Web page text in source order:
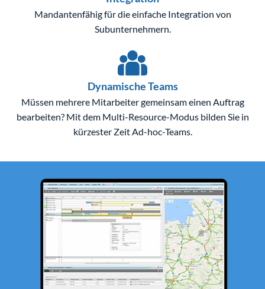
Mandantenfähig für die einfache Integration von
Subunternehmern.
Dynamische Teams
Müssen mehrere Mitarbeiter gemeinsam einen Auftrag
bearbeiten? Mit dem Multi-Resource-Modus bilden Sie in
kürzester Zeit Ad-hoc-Teams.